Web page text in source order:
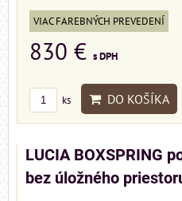
VIAC FAREBNÝCH PREVEDENÍ
830 € s DPH
ks DO KOŠÍKA
LUCIA BOXSPRING
bez úložného